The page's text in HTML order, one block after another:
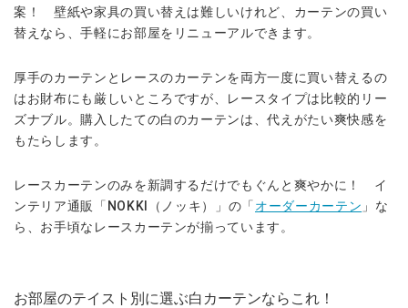
案！ 壁紙や家具の買い替えは難しいけれど、カーテンの買い
替えなら、手軽にお部屋をリニューアルできます。
厚手のカーテンとレースのカーテンを両方一度に買い替えるの
はお財布にも厳しいところですが、レースタイプは比較的リー
ズナブル。購入したての白のカーテンは、代えがたい爽快感を
もたらします。
レースカーテンのみを新調するだけでもぐんと爽やかに！ イ
ンテリア通販「NOKKI（ノッキ）」の「 オーダーカーテン 」な
ら、お手頃なレースカーテンが揃っています。
お部屋のテイスト別に選ぶ白カーテンならこれ！